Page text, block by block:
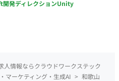
開発ディレクションUnity
人情報ならクラウドワークステック
マーケティング・生成AI > 和歌山